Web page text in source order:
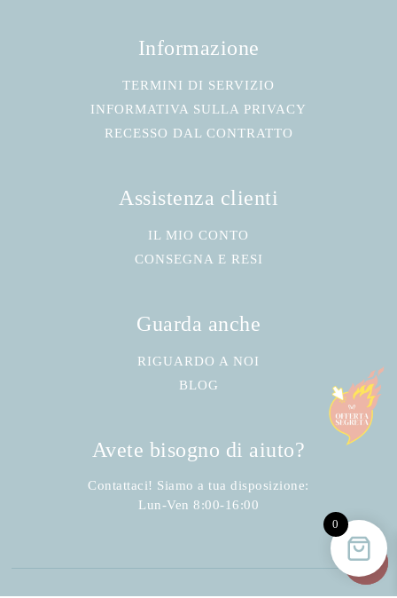
Informazione
TERMINI DI SERVIZIO
INFORMATIVA SULLA PRIVACY
RECESSO DAL CONTRATTO
Assistenza clienti
IL MIO CONTO
CONSEGNA E RESI
Guarda anche
RIGUARDO A NOI
BLOG
Avete bisogno di aiuto?
Contattaci! Siamo a tua disposizione:
Lun-Ven 8:00-16:00
0